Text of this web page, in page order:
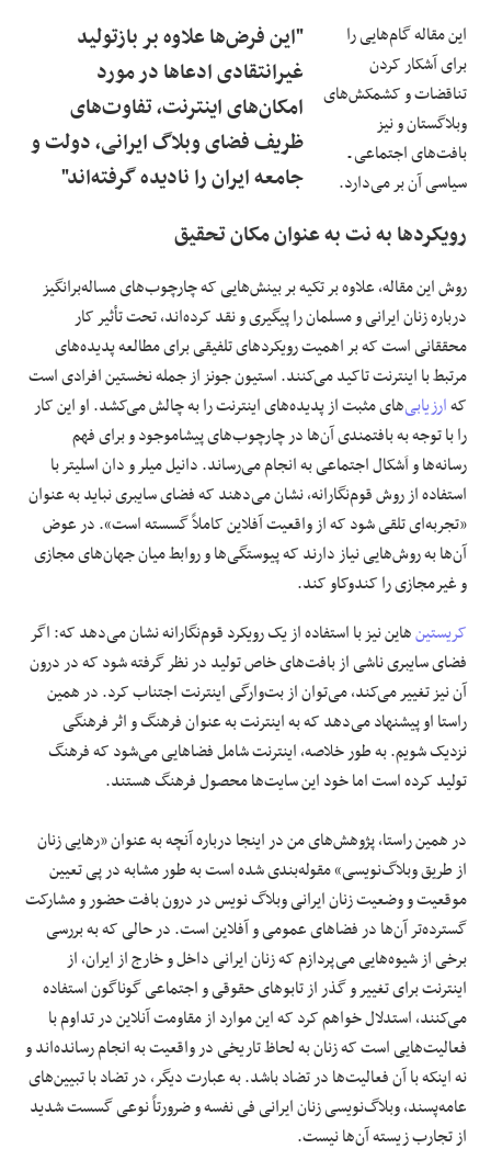
"این فرض‌ها علاوه بر بازتولید
غیرانتقادی ادعاها در مورد
امکان‌های اینترنت، تفاوت‌های
ظریف فضای وبلاگ ایرانی، دولت و
جامعه ایران را نادیده گرفته‌اند"
این مقاله گام‌هایی را
برای آشکار کردن
تناقضات و کشمکش‌های
وبلاگستان و نیز
بافت‌های اجتماعی ـ
سیاسی آن بر می‌دارد.
رویکردها به نت به عنوان مکان تحقیق
روش این مقاله، علاوه بر تکیه بر بینش‌هایی که چارچوب‌های مساله‌برانگیز
درباره زنان ایرانی و مسلمان را پیگیری و نقد کرده‌اند، تحت تأثیر کار
محققانی است که بر اهمیت رویکردهای تلفیقی برای مطالعه پدید‌‌ه‌های
مرتبط با اینترنت تاکید می‌کنند. استیون جونز از جمله نخستین افرادی است
کهارزیابی‌های مثبت از پدید‌ه‌های اینترنت را به چالش می‌کشد. او این کار
را با توجه به بافتمندی آن‌ها در چارچوب‌های پیشاموجود و برای فهم
رسانه‌ها و اَشکال اجتماعی به انجام می‌رساند. دانیل میلر و دان اسلیتر با
استفاده از روش قوم‌نگارانه، نشان می‌دهند که فضای سایبری نباید به عنوان
«تجربه‌ای تلقی شود که از واقعیت آفلاین کاملاً گسسته است». در عوض
آن‌ها به روش‌هایی نیاز دارند که پیوستگی‌ها و روابط میان جهان‌های مجازی
و غیرمجازی را کندوکاو کند.
کریستینهاین نیز با استفاده از یک رویکرد قوم‌نگارانه نشان می‌دهد که: اگر
فضای سایبری ناشی از بافت‌های خاص تولید در نظر گرفته شود که در درون
آن نیز تغییر می‌کند، می‌توان از بت‌وارگی اینترنت اجتناب کرد. در همین
راستا او پیشنهاد می‌دهد که به اینترنت به عنوان فرهنگ و اثر فرهنگی
نزدیک شویم. به طور خلاصه، اینترنت شامل فضاهایی می‌شود که فرهنگ
تولید کرده است اما خود این سایت‌ها محصول فرهنگ هستند.
در همین راستا، پژوهش‌های من در اینجا درباره آنچه به عنوان «رهایی زنان
از طریق وبلاگ‌نویسی» مقوله‌بندی شده است به طور مشابه در پی تعیین
موقعیت و وضعیت زنان ایرانی وبلاگ نویس در درون بافت حضور و مشارکت
گسترده‌تر آن‌ها در فضاهای عمومی و آفلاین است. در حالی که به بررسی
برخی از شیوه‌هایی می‌پردازم که زنان ایرانی داخل و خارج از ایران، از
اینترنت برای تغییر و گذر از تابوهای حقوقی و اجتماعی گوناگون استفاده
می‌کنند، استدلال خواهم کرد که این موارد از مقاومت آنلاین در تداوم با
فعالیت‌هایی است که زنان به لحاظ تاریخی در واقعیت به انجام رسانده‌اند و
نه اینکه با آن فعالیت‌ها در تضاد باشد. به عبارت دیگر، در تضاد با تبیین‌های
عامه‌پسند، وبلاگ‌نویسی زنان ایرانی فی نفسه و ضرورتاً نوعی گسست شدید
از تجارب زیسته آن‌ها نیست.